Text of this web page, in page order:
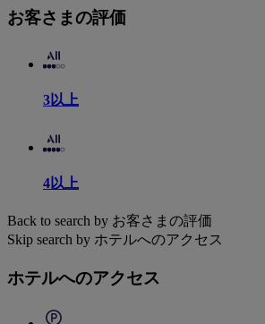
お客さまの評価
3以上
4以上
Back to search by お客さまの評価
Skip search by ホテルへのアクセス
ホテルへのアクセス